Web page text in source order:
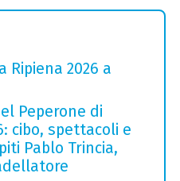
Ripiena 2026 a
Peperone di
cibo, spettacoli e
Pablo Trincia,